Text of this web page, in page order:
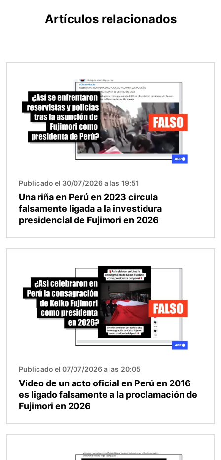
Artículos relacionados
Publicado el 30/07/2026 a las 19:51
Una riña en Perú en 2023 circula
falsamente ligada a la investidura
presidencial de Fujimori en 2026
Publicado el 07/07/2026 a las 20:05
Video de un acto oficial en Perú en 2016
es ligado falsamente a la proclamación de
Fujimori en 2026